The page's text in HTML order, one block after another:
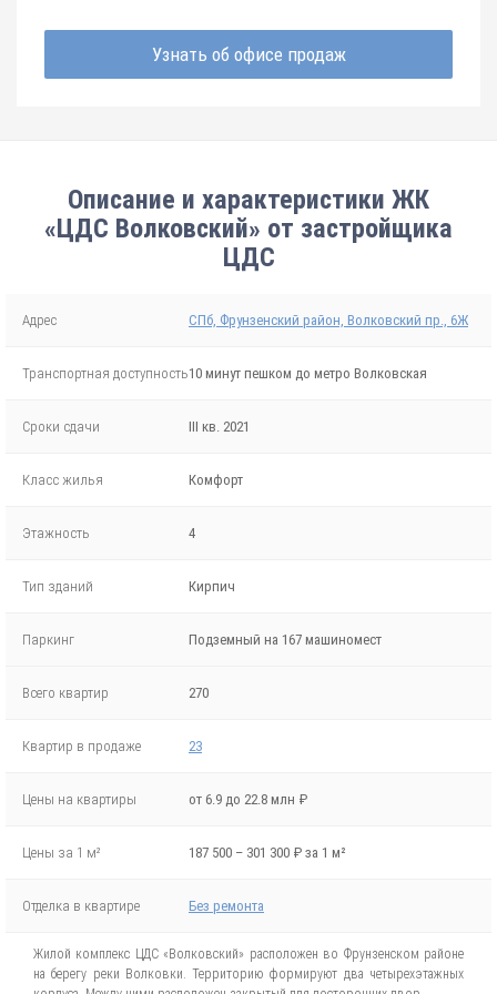
Узнать об офисе продаж
Описание и характеристики ЖК
«ЦДС Волковский» от застройщика
ЦДС
Адрес СПб, Фрунзенский район, Волковский пр., 6Ж
Транспортная доступность10 минут пешком до метро Волковская
Сроки сдачи III кв. 2021
Класс жилья Комфорт
Этажность 4
Тип зданий Кирпич
Паркинг Подземный на 167 машиномест
Всего квартир 270
Квартир в продаже 23
Цены на квартиры от 6.9 до 22.8 млн ₽
Цены за 1 м² 187 500 – 301 300 ₽ за 1 м²
Отделка в квартире Без ремонта
Жилой комплекс ЦДС «Волковский» расположен во Фрунзенском районе
на берегу реки Волковки. Территорию формируют два четырехэтажных